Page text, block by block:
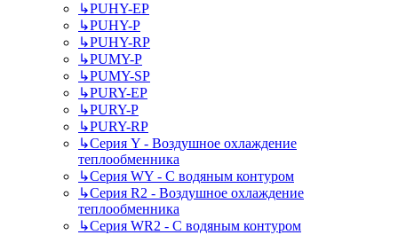
↳PUHY-EP
↳PUHY-P
↳PUHY-RP
↳PUMY-P
↳PUMY-SP
↳PURY-EP
↳PURY-P
↳PURY-RP
↳Серия Y - Воздушное охлаждение
теплообменника
↳Серия WY - С водяным контуром
↳Серия R2 - Воздушное охлаждение
теплообменника
↳Серия WR2 - С водяным контуром